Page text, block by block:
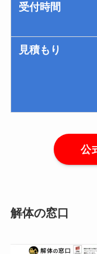
受付時間
見積もり
公
解体の窓口